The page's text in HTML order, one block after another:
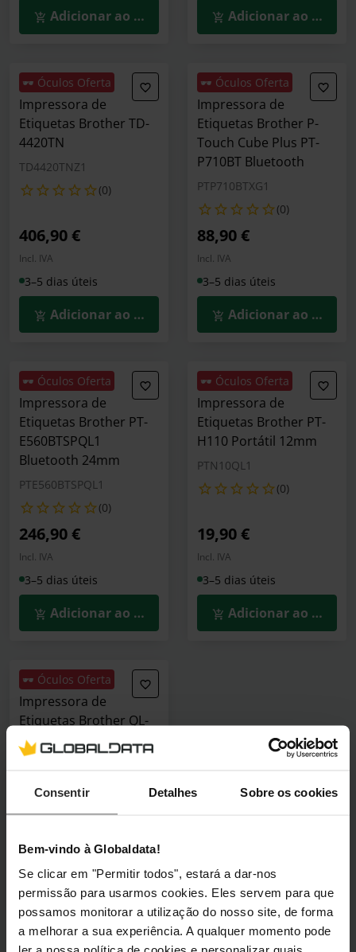
Consentir Detalhes Sobre os cookies
Bem-vindo à Globaldata!
Se clicar em "Permitir todos", estará a dar-nos
permissão para usarmos cookies. Eles servem para que
possamos monitorar a utilização do nosso site, de forma
a melhorar a sua experiência. A qualquer momento pode
Adicionar ao Carrinho Adicionar ao
🕶️ Óculos Oferta
Impressora de
Etiquetas Brother TD-
4420TN
TD4420TNZ1
(0)
406,90 €
Incl. IVA
3–5 dias úteis
Adicionar ao Carrinho
🕶️ Óculos Oferta
Impressora de
Etiquetas Brother P-
Touch Cube Plus PT-
P710BT Bluetooth
PTP710BTXG1
(0)
88,90 €
Incl. IVA
3–5 dias úteis
Adicionar ao
🕶️ Óculos Oferta
Impressora de
Etiquetas Brother PT-
E560BTSPQL1
Bluetooth 24mm
PTE560BTSPQL1
(0)
246,90 €
Incl. IVA
3–5 dias úteis
Adicionar ao Carrinho
🕶️ Óculos Oferta
Impressora de
Etiquetas Brother PT-
H110 Portátil 12mm
PTN10QL1
(0)
19,90 €
Incl. IVA
3–5 dias úteis
Adicionar ao
🕶️ Óculos Oferta
Impressora de
Etiquetas Brother QL-
700
87,90 €
Ver detalhes